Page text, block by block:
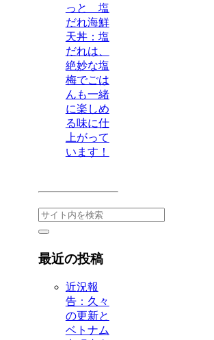
っと 塩
だれ海鮮
天丼：塩
だれは、
絶妙な塩
梅でごは
んも一緒
に楽しめ
る味に仕
上がって
います！
最近の投稿
近況報
告：久々
の更新と
ベトナム